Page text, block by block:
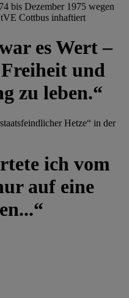
bis Dezember 1975 wegen
Cottbus inhaftiert
es Wert –
und
zu leben.“
Hetze“ in der
ich vom
auf eine